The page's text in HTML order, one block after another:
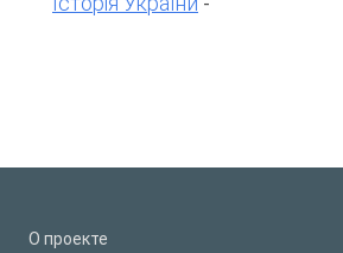
О проекте